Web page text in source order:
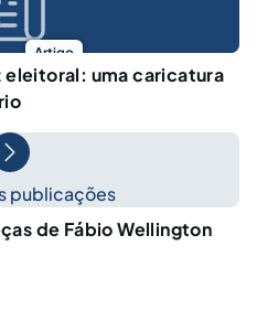
Artigo
eleitoral: uma caricatura
publicações
de Fábio Wellington